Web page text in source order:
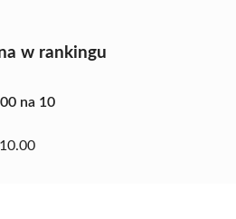
w rankingu
na 10
10.00